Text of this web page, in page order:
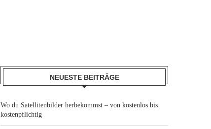
NEUESTE BEITRÄGE
Wo du Satellitenbilder herbekommst – von kostenlos bis
kostenpflichtig